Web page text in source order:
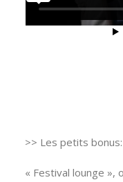
>> Les petits bonus:
« Festival lounge »,